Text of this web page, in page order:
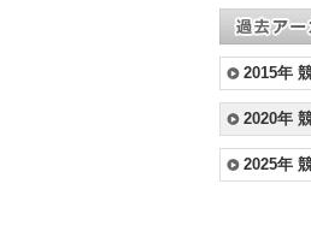
2015年
2020年
2025年